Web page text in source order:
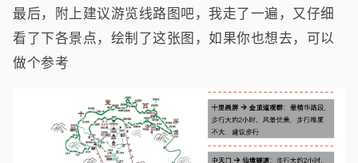
最后，附上建议游览线路图吧，我走了一遍，又仔细
看了下各景点，绘制了这张图，如果你也想去，可以
做个参考